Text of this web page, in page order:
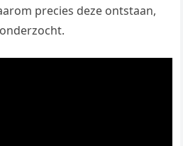
precies deze ontstaan,